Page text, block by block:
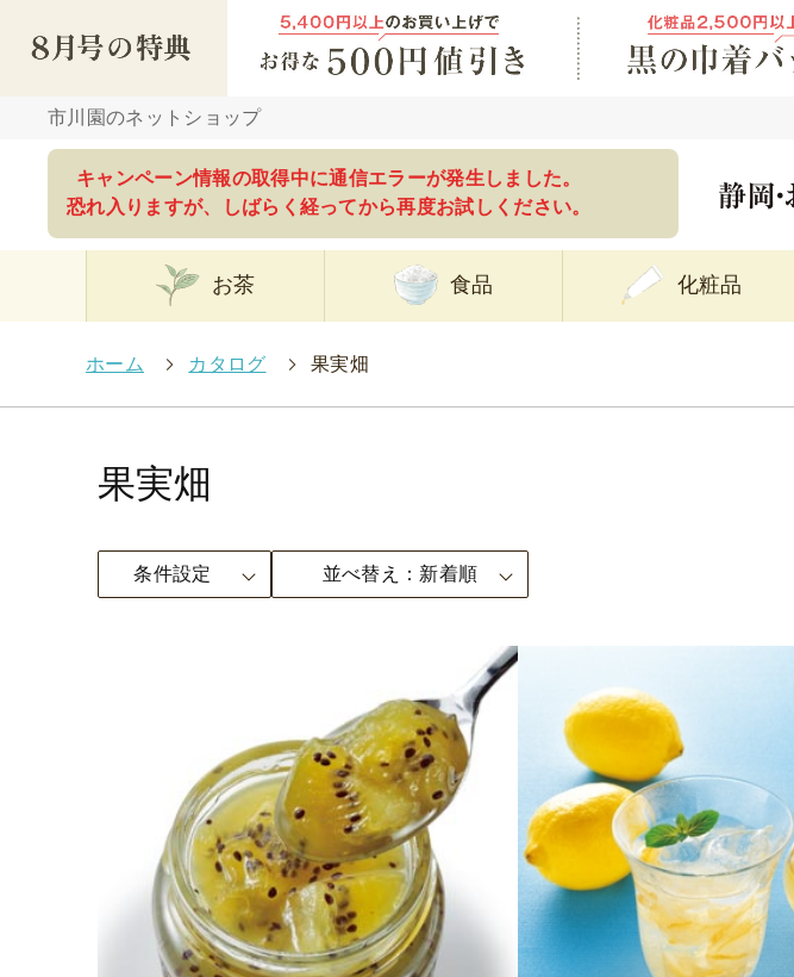
市川園のネットショップ
キャンペーン情報の取得中に通信エラーが発生しました。
恐れ入りますが、しばらく経ってから再度お試しください。
お茶 食品 化粧品
ホーム > カタログ > 果実畑
果実畑
条件設定 並べ替え 新着順